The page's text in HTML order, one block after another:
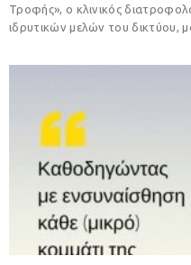
Τροφής», ο κλινικός
ιδρυτικών μελών του δικτύου,